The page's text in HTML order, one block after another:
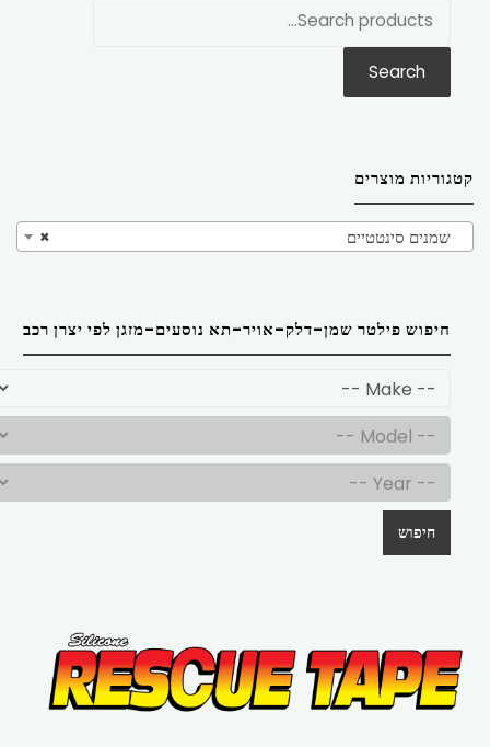
Search
קטגוריות מוצרים
× שמנים סינטטיים
חיפוש פילטר שמן-דלק-אויר-תא נוסעים-מזגן לפי יצרן רכב
חיפוש